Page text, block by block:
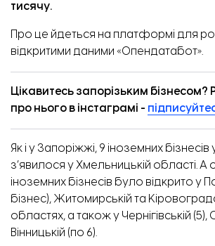
тисячу.
Про це йдеться на платформі для
відкритими даними «Опендатабот».
Цікавитесь запорізьким бізнесом?
про нього в інстаграмі -
Як і у Запоріжжі, 9 іноземних
з’явилося у Хмельницькій області.
іноземних бізнесів було відкрито у
бізнес), Житомирській та
областях, а також у Чернігівській (5),
Вінницькій (по 6).